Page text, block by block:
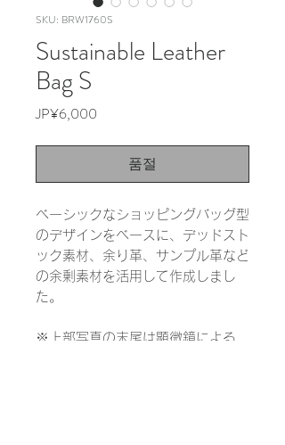
SKU: BRW1760S
Sustainable Leather
Bag S
JP¥6,000
품절
ベーシックなショッピングバッグ型
のデザインをベースに、デッドスト
ック素材、余り革、サンプル革など
の余剰素材を活用して作成しまし
た。
※上部写真の末尾は顕微鏡による